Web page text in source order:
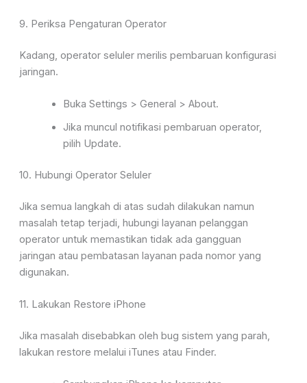
9. Periksa Pengaturan Operator
Kadang, operator seluler merilis pembaruan konfigurasi
jaringan.
Buka Settings > General > About.
Jika muncul notifikasi pembaruan operator,
pilih Update.
10. Hubungi Operator Seluler
Jika semua langkah di atas sudah dilakukan namun
masalah tetap terjadi, hubungi layanan pelanggan
operator untuk memastikan tidak ada gangguan
jaringan atau pembatasan layanan pada nomor yang
digunakan.
11. Lakukan Restore iPhone
Jika masalah disebabkan oleh bug sistem yang parah,
lakukan restore melalui iTunes atau Finder.